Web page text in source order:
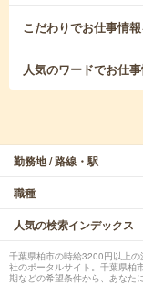
こだわりでお仕事情
人気のワードでお仕
勤務地 / 路線・駅
職種
人気の検索インデックス
千葉県柏市の時給3200円以上
社のポータルサイト。千葉県柏
期などの希望条件から、あなた